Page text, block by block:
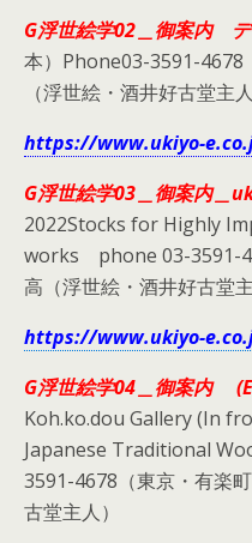
G浮世絵学02＿御案内
本）Phone03-3591-
（浮世絵・酒井好古堂主人
https://www.ukiyo-
G浮世絵学03＿御案内＿
2022Stocks for Highly
works phone 03-3591-
高（浮世絵・酒井好古堂主
https://www.ukiyo-
G浮世絵学04＿ 御案内
Koh.ko.dou Gallery (In
Japanese Traditional
3591-4678（東京・有楽
古堂主人）